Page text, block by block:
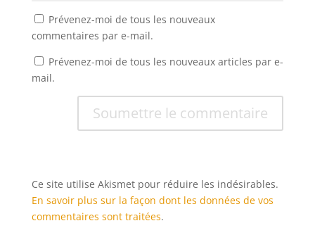
Prévenez-moi de tous les nouveaux
commentaires par e-mail.
Prévenez-moi de tous les nouveaux articles par e-
mail.
Soumettre le commentaire
Ce site utilise Akismet pour réduire les indésirables.
En savoir plus sur la façon dont les données de vos
commentaires sont traitées.